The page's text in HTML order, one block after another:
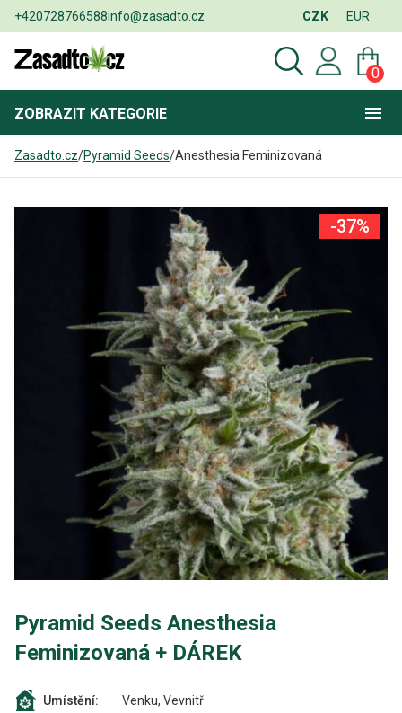
+420728766588info@zasadto.cz CZK EUR
0
ZOBRAZIT KATEGORIE
Zasadto.cz/Pyramid Seeds/Anesthesia Feminizovaná
Pyramid Seeds Anesthesia
Feminizovaná + DÁREK
Umístění:
Venku, Vevnitř
-37%